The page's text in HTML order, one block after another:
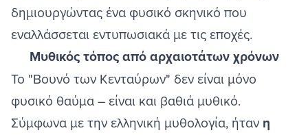
δημιουργώντας ένα φυσικό σκηνικό που
εναλλάσσεται εντυπωσιακά με τις εποχές.
Μυθικός τόπος από αρχαιοτάτων χρόνων
Το "Βουνό των Κενταύρων" δεν είναι μόνο
φυσικό θαύμα – είναι και βαθιά μυθικό.
Σύμφωνα με την ελληνική μυθολογία, ήταν η